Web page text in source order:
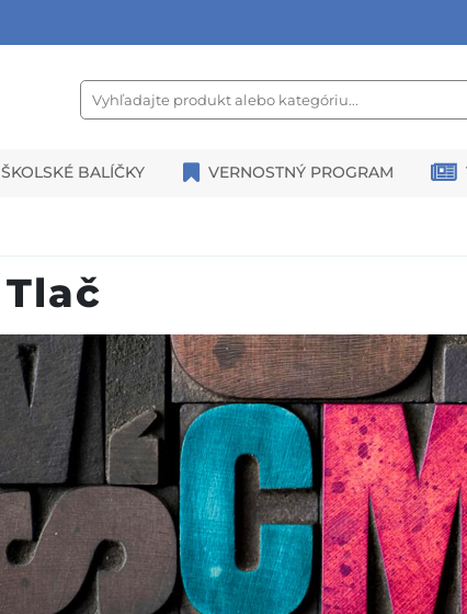
ŠKOLSKÉ BALÍČKY VERNOSTNÝ PROGRAM
Tlač